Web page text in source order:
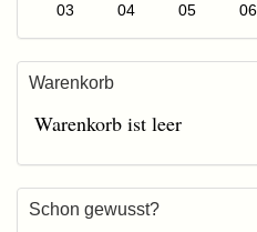
03 04 05 06
Warenkorb
Warenkorb ist leer
Schon gewusst?